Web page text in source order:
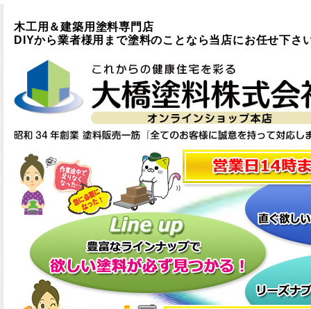
木工用＆建築用塗料専門店
DIYから業者様用まで塗料のことなら当店にお任せ下さ